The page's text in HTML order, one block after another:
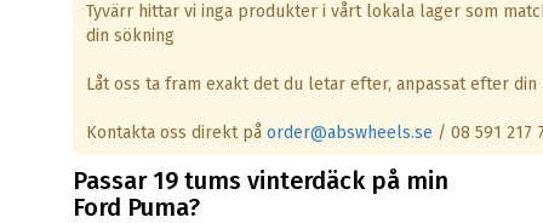
Tyvärr hittar vi inga produkter i vårt lokala lager som
din sökning
Låt oss ta fram exakt det du letar efter, anpassat efter din
Kontakta oss direkt på order@abswheels.se / 08 591 217
Passar 19 tums vinterdäck på min
Ford Puma?